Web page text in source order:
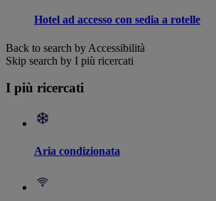
Hotel ad accesso con sedia a rotelle
Back to search by Accessibilità
Skip search by I più ricercati
I più ricercati
Aria condizionata